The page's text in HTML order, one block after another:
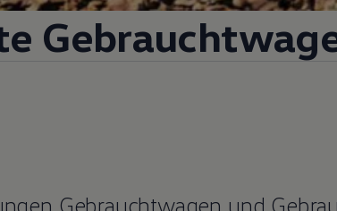
Gebrauchtwagen und